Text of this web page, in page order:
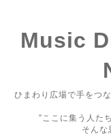
Music
ひまわり広場で手をつ
”ここに集う人た
そんな